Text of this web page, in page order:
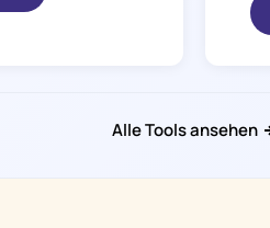
Alle Tools ansehen